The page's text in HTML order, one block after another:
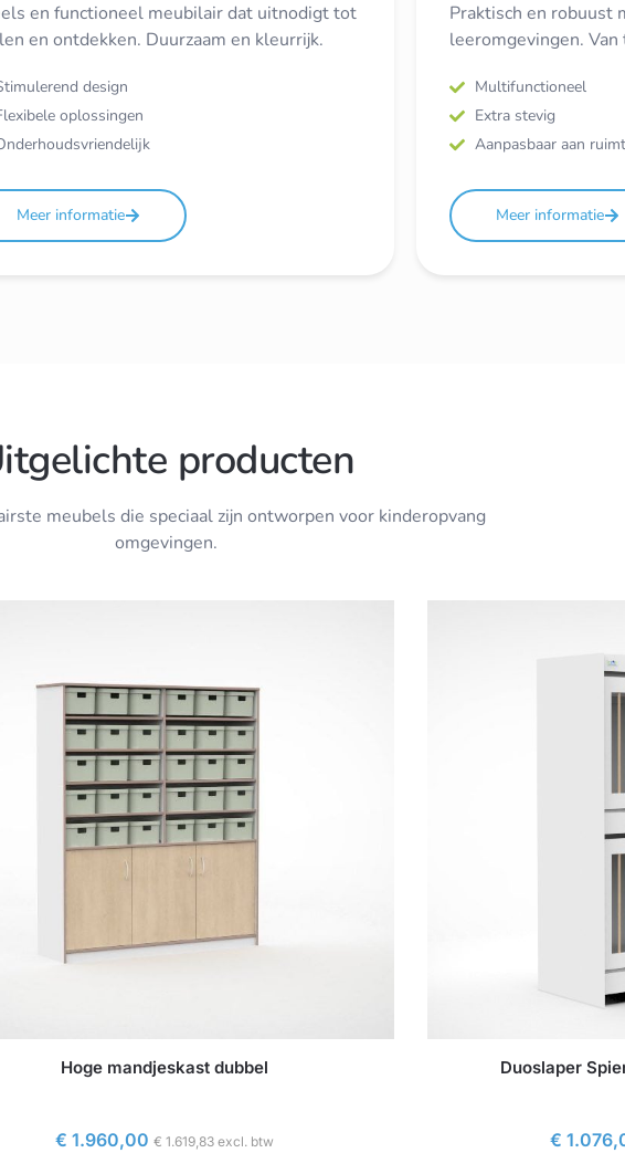
en functioneel meubilair dat uitnodigt tot
en ontdekken. Duurzaam en kleurrijk.
design
oplossingen
Meer informatie
Praktisch en robuust
leeromgevingen.
Multifunctioneel
Extra stevig
Aanpasbaar aan
Meer informatie
producten
meubels die speciaal zijn ontworpen voor kinderopvang
omgevingen.
Hoge mandjeskast dubbel
€ 1.960,00 € 1.619,83 excl. btw
Duoslaper
€